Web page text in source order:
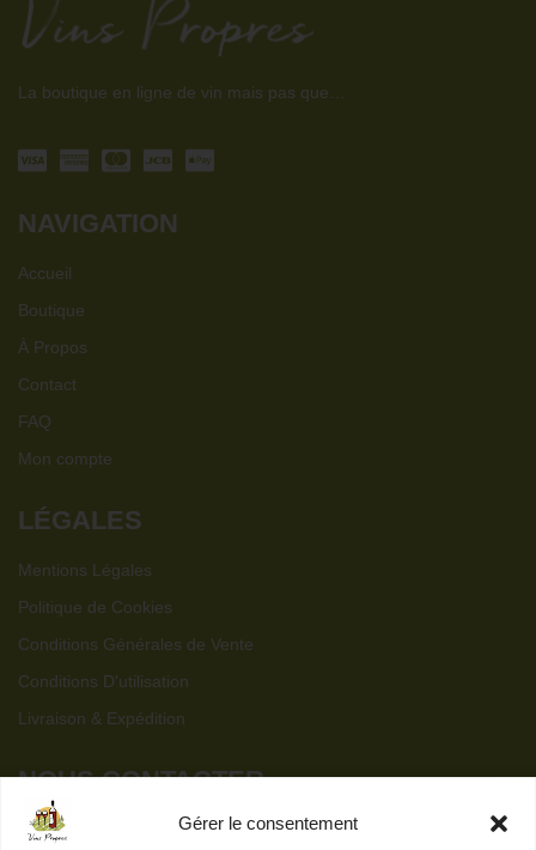
Gérer le consentement
La boutique en ligne de vin mais pas que…
NAVIGATION
Accueil
Boutique
À Propos
Contact
FAQ
Mon compte
LÉGALES
Mentions Légales
Politique de Cookies
Conditions Générales de Vente
Conditions D'utilisation
Livraison & Expédition
NOUS CONTACTER
contact@vins-propres.fr